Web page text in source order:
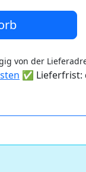
von der
✅ Lieferfrist: